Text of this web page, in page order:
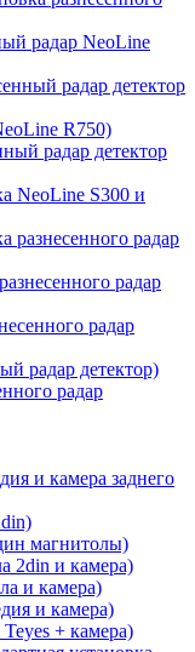
радар NeoLine
радар детектор
R750)
радар детектор
NeoLine S300 и
разнесенного радар
радар
радар
радар детектор)
радар
и камера заднего
магнитолы)
2din и камера)
и камера)
и камера)
+ камера)